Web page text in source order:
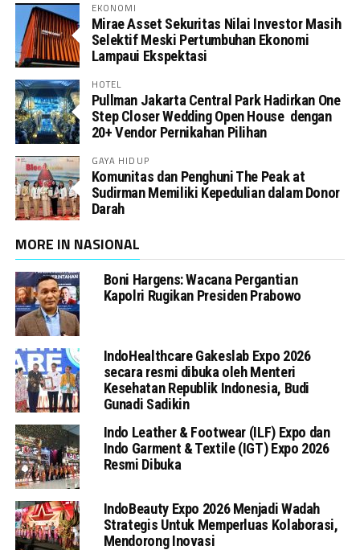
EKONOMI
Mirae Asset Sekuritas Nilai Investor Masih
Selektif Meski Pertumbuhan Ekonomi
Lampaui Ekspektasi
HOTEL
Pullman Jakarta Central Park Hadirkan One
Step Closer Wedding Open House dengan
20+ Vendor Pernikahan Pilihan
GAYA HIDUP
Komunitas dan Penghuni The Peak at
Sudirman Memiliki Kepedulian dalam Donor
Darah
MORE IN NASIONAL
Boni Hargens: Wacana Pergantian
Kapolri Rugikan Presiden Prabowo
IndoHealthcare Gakeslab Expo 2026
secara resmi dibuka oleh Menteri
Kesehatan Republik Indonesia, Budi
Gunadi Sadikin
Indo Leather & Footwear (ILF) Expo dan
Indo Garment & Textile (IGT) Expo 2026
Resmi Dibuka
IndoBeauty Expo 2026 Menjadi Wadah
Strategis Untuk Memperluas Kolaborasi,
Mendorong Inovasi